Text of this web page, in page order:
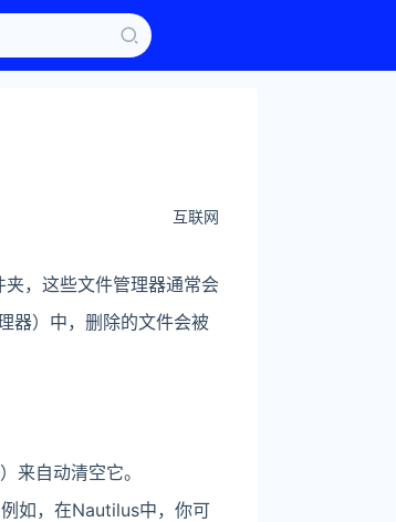
互联网
，这些文件管理器通常会
器）中，删除的文件会被
来自动清空它。
如，在Nautilus中，你可